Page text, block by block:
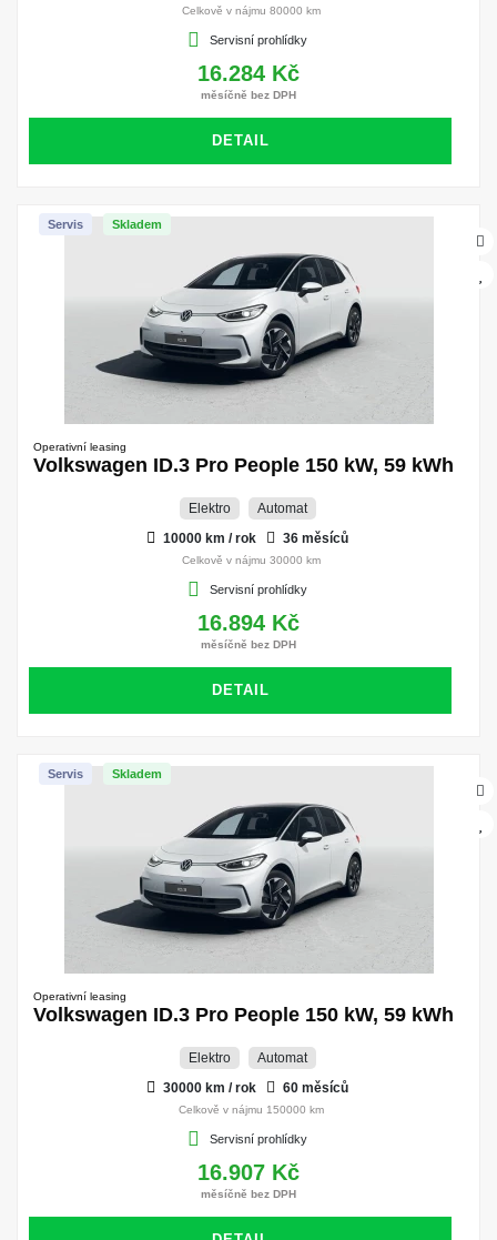
Celkově v nájmu 80000 km
Servisní prohlídky
16.284 Kč
měsíčně bez DPH
DETAIL
Skladem
Servis
Operativní leasing
Volkswagen ID.3 Pro People 150 kW, 59 kWh
Elektro
Automat
10000 km / rok
36 měsíců
Celkově v nájmu 30000 km
Servisní prohlídky
16.894 Kč
měsíčně bez DPH
DETAIL
Skladem
Servis
Operativní leasing
Volkswagen ID.3 Pro People 150 kW, 59 kWh
Elektro
Automat
30000 km / rok
60 měsíců
Celkově v nájmu 150000 km
Servisní prohlídky
16.907 Kč
měsíčně bez DPH